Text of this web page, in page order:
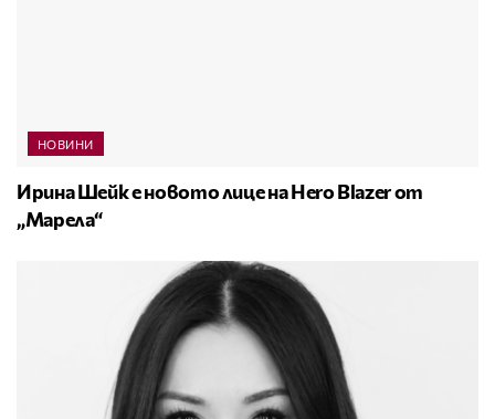
НОВИНИ
Ирина Шейк е новото лице на Hero Blazer от
„Марела“